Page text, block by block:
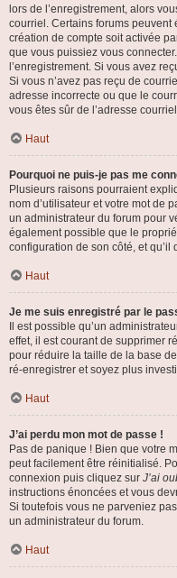
lors de l’enregistrement, alors
courriel. Certains forums
création de compte soit activée
que vous puissiez vous
l’enregistrement. Si vous avez
Si vous n’avez pas reçu de
adresse incorrecte ou que le
vous êtes sûr de l’adresse
Haut
Pourquoi ne puis-je pas me
Plusieurs raisons pourraient
nom d’utilisateur et votre mot de
un administrateur du forum pour
également possible que le
configuration de son côté, et qu’il
Haut
Je me suis enregistré par le
Il est possible qu’un
effet, il est courant de supprimer
pour réduire la taille de la base
ré-enregistrer et soyez plus
Haut
J’ai perdu mon mot de passe !
Pas de panique ! Bien que votre
peut facilement être réinitialisé.
connexion puis cliquez sur J’ai
instructions énoncées et vous
Si toutefois vous ne parveniez
un administrateur du forum.
Haut